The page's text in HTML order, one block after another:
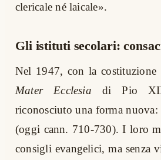
clericale né laicale».
Gli istituti secolari:
Nel 1947, con la costituzione
Mater Ecclesia di Pio
riconosciuto una forma
(oggi cann. 710-730). I loro
consigli evangelici, ma senza